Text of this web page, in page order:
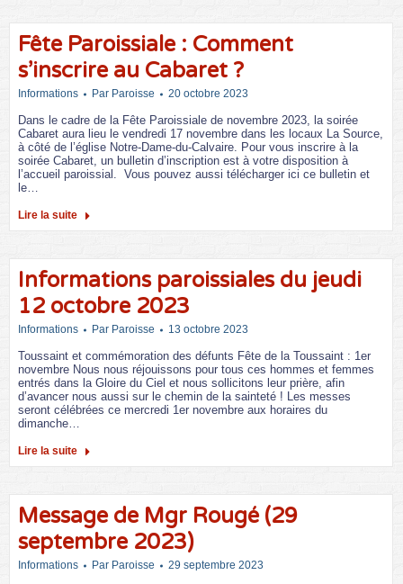
Fête Paroissiale : Comment
s’inscrire au Cabaret ?
Informations Par Paroisse 20 octobre 2023
Dans le cadre de la Fête Paroissiale de novembre 2023, la soirée
Cabaret aura lieu le vendredi 17 novembre dans les locaux La Source,
à côté de l’église Notre-Dame-du-Calvaire. Pour vous inscrire à la
soirée Cabaret, un bulletin d’inscription est à votre disposition à
l’accueil paroissial. Vous pouvez aussi télécharger ici ce bulletin et
le…
Lire la suite
Informations paroissiales du jeudi
12 octobre 2023
Informations Par Paroisse 13 octobre 2023
Toussaint et commémoration des défunts Fête de la Toussaint : 1er
novembre Nous nous réjouissons pour tous ces hommes et femmes
entrés dans la Gloire du Ciel et nous sollicitons leur prière, afin
d’avancer nous aussi sur le chemin de la sainteté ! Les messes
seront célébrées ce mercredi 1er novembre aux horaires du
dimanche…
Lire la suite
Message de Mgr Rougé (29
septembre 2023)
Informations Par Paroisse 29 septembre 2023